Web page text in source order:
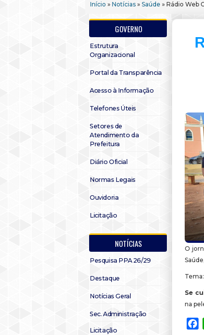
Início » Notícias » Saúde » Rádio Web
GOVERNO
Estrutura
Organizacional
Portal da Transparência
Acesso à Informação
Telefones Úteis
Setores de
Atendimento da
Prefeitura
Diário Oficial
Normas Legais
Ouvidoria
Licitação
NOTÍCIAS
Pesquisa PPA 26/29
Destaque
Notícias Geral
Sec. Administração
Licitação
O
Se
na